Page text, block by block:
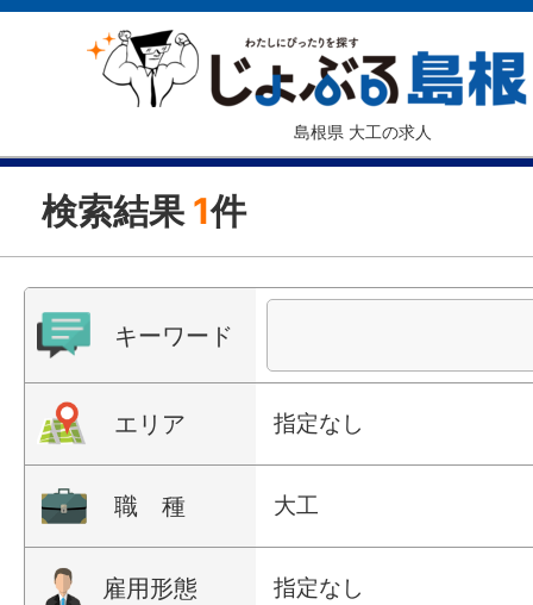
島根県 大工の求人
検索結果 1件
キーワード
エリア 指定なし
職 種 大工
雇用形態 指定なし